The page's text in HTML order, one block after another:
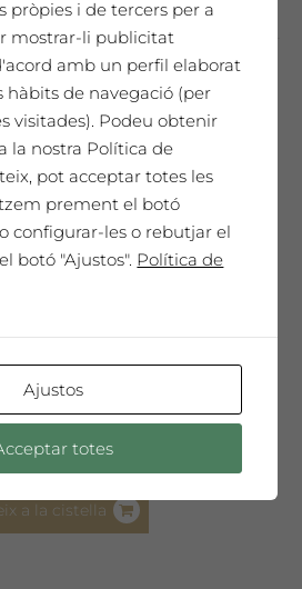
té
variants.
Les
opcions
poden
triar
a
la
producte
Josep Guinovart
65,00€
2008
Col·leccionista amb l'etiqueta
per l'artista convidat de
Només 300 ampolles màgnum.
sorprenent, molt
i elegant que t'emocionarà ...
a la cistella
pròpies i de tercers per a
mostrar-li publicitat
amb un perfil elaborat
hàbits de navegació (per
visitades). Podeu obtenir
la nostra Política de
pot acceptar totes les
prement el botó
configurar-les o rebutjar el
botó "Ajustos". Política de
Ajustos
totes